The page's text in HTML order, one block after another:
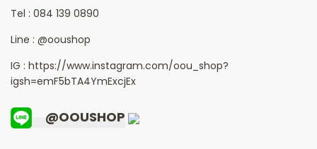
Tel : 084 139 0890
Line : @ooushop
IG : https://www.instagram.com/oou_shop?
igsh=emF5bTA4YmExcjEx
@OOUSHOP